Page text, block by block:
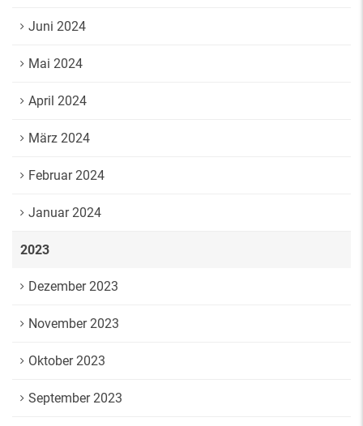
Juni 2024
Mai 2024
April 2024
März 2024
Februar 2024
Januar 2024
2023
Dezember 2023
November 2023
Oktober 2023
September 2023